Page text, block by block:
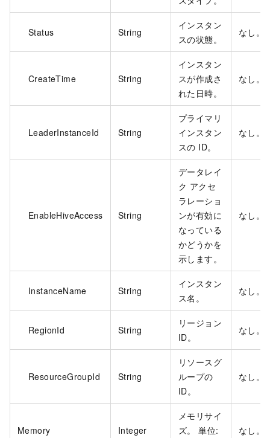
Status String
インスタン
スの状態。
なし。
CreateTime String
インスタン
スが作成さ
れた日時。
なし。
LeaderInstanceId String
プライマリ
インスタン
スの ID。
なし。
EnableHiveAccess String
データレイ
ク アクセ
ラレーショ
ンが有効に
なっている
かどうかを
示します。
なし。
InstanceName String
インスタン
ス名。
なし。
RegionId String
リージョン
ID。
なし。
ResourceGroupId String
リソースグ
ループの
ID。
なし。
Memory Integer
メモリサイ
ズ。 単位:
なし。